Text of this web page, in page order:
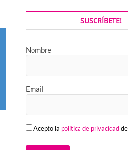
SUSCRÍBETE!
Nombre
Email
Acepto la política de privacidadde